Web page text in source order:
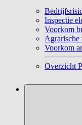
Inspectie
Voorkom
Agrarische
Voorkom
Overzicht